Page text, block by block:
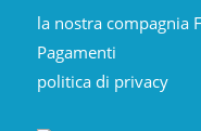
la nostra compagnia
Pagamenti
politica di privacy